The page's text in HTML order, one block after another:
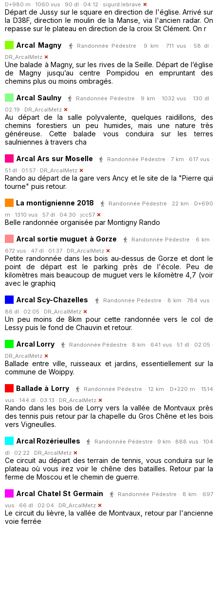
D+980 m · 1060 vus · 90 dl · 04:12 · sigurd.lebrave
Départ de Jussy sur le square en direction de l'église. Arrivé sur
la D38F, direction le moulin de la Manse, via l'ancien radar. On
repasse sur le plateau en direction de la croix St Clément. On r
Arcal Magny
Randonnée Pédestre · 9 km · 711 vus · 58 dl ·
DR_ArcalMetz
Une balade à Magny, sur les rives de la Seille. Départ de l’église
de Magny jusqu’au centre Pompidou en empruntant des
chemins plus ou moins ombragés.
Arcal Saulny
Randonnée Pédestre · 9 km · 1032 vus · 130 dl ·
02:19 · DR_ArcalMetz
Au départ de la salle polyvalente, quelques raidillons, des
chemins forestiers un peu humides, mais une nature très
généreuse. Cette balade vous conduira sur les terres
saulniennes à travers cha
Arcal Ars sur Moselle
Randonnée Pédestre · 7 km · 617 vus ·
51 dl · 01:57 · DR_ArcalMetz
Rando au départ de la gare vers Ancy et le site de la "Pierre qui
tourne" puis retour.
La montignienne 2018
Randonnée Pédestre · 22 km · D+690
m · 1310 vus · 57 dl · 04:30 · jcc57
Belle randonnée organisée par Montigny Rando
Arcal sortie muguet à Gorze
Randonnée Pédestre · 6 km ·
672 vus · 47 dl · 01:37 · DR_ArcalMetz
Petite randonnée dans les bois au-dessus de Gorze et dont le
point de départ est le parking près de l'école. Peu de
kilomètres mais beaucoup de muguet vers le kilomètre 4,7 (voir
avec le graphiq
Arcal Scy-Chazelles
Randonnée Pédestre · 8 km · 784 vus ·
86 dl · 02:05 · DR_ArcalMetz
Un peu moins de 8km pour cette randonnée vers le col de
Lessy puis le fond de Chauvin et retour.
Arcal Lorry
Randonnée Pédestre · 8 km · 641 vus · 51 dl · 02:05 ·
DR_ArcalMetz
Ballade entre ville, ruisseaux et jardins, essentiellement sur la
commune de Woippy.
Ballade à Lorry
Randonnée Pédestre · 12 km · D+220 m · 1514
vus · 144 dl · 03:13 · DR_ArcalMetz
Rando dans les bois de Lorry vers la vallée de Montvaux près
des tennis puis retour par la chapelle du Gros Chêne et les bois
vers Vigneulles.
Arcal Rozérieulles
Randonnée Pédestre · 9 km · 888 vus · 104
dl · 02:22 · DR_ArcalMetz
Ce circuit au départ des terrain de tennis, vous conduira sur le
plateau où vous irez voir le chêne des batailles. Retour par la
ferme de Moscou et le chemin de guerre.
Arcal Chatel St Germain
Randonnée Pédestre · 8 km · 697
vus · 66 dl · 02:04 · DR_ArcalMetz
Le circuit du lièvre, la vallée de Montvaux, retour par l'ancienne
voie ferrée